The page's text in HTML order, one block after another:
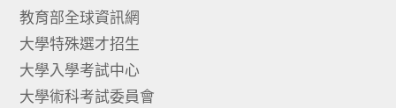
教育部全球資訊網
大學特殊選才招生
大學入學考試中心
大學術科考試委員會